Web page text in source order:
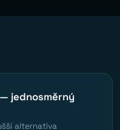
jednosměrný
alternativa